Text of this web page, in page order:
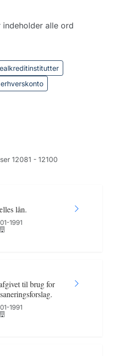
indeholder alle ord
12081 - 12100
lån.
1991
til brug for
1991